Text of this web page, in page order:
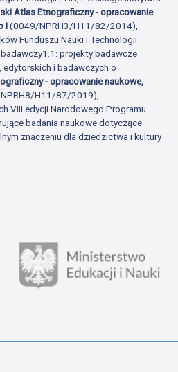
Atlas Etnograficzny - opracowanie
I(0049/NPRH3/H11/82/2014),
Funduszu Nauki i Technologii
projekty badawcze
edytorskich i badawczych o
- opracowanie naukowe,
H11/87/2019),
VIII edycji Narodowego Programu
badania naukowe dotyczące
znaczeniu dla dziedzictwa i kultury